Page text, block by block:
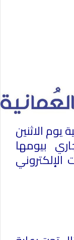
الاثنين
يناير الجاري بيومها